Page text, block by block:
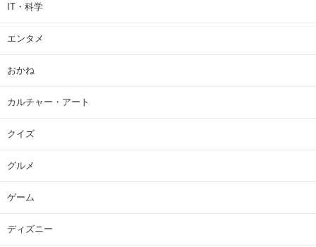
IT・科学
エンタメ
おかね
カルチャー・アート
クイズ
グルメ
ゲーム
ディズニー